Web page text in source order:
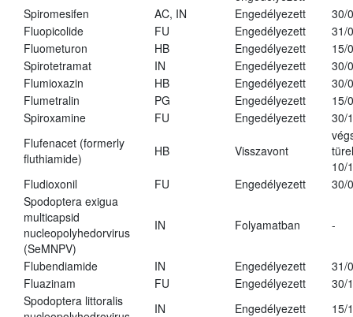
Spiromesifen
AC, IN Engedélyezett
30/
Fluopicolide
FU Engedélyezett
31/
Fluometuron
HB Engedélyezett
15/
Spirotetramat
IN Engedélyezett
30/
Flumioxazin
HB Engedélyezett
30/
Flumetralin
PG Engedélyezett
15/
Spiroxamine
FU Engedélyezett
30/
Flufenacet (formerly
fluthiamide)
HB Visszavont
10/
Fludioxonil
FU Engedélyezett
30/
Spodoptera exigua
multicapsid
nucleopolyhedorvirus
(SeMNPV)
IN Folyamatban -
Flubendiamide IN Engedélyezett
31/
Fluazinam
FU Engedélyezett
30/
Spodoptera littoralis
IN Engedélyezett
15/